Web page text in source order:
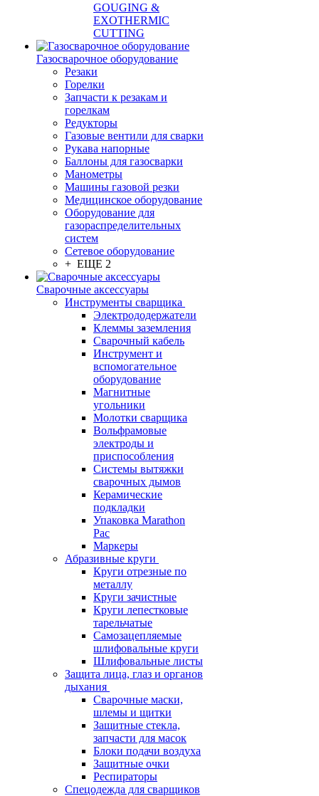
GOUGING &
EXOTHERMIC
CUTTING
Газосварочное оборудование
Резаки
Горелки
Запчасти к резакам и
горелкам
Редукторы
Газовые вентили для сварки
Рукава напорные
Баллоны для газосварки
Манометры
Машины газовой резки
Медицинское оборудование
Оборудование для
газораспределительных
систем
Сетевое оборудование
+ ЕЩЕ 2
Сварочные аксессуары
Инструменты сварщика
Электрододержатели
Клеммы заземления
Сварочный кабель
Инструмент и
вспомогательное
оборудование
Магнитные
угольники
Молотки сварщика
Вольфрамовые
электроды и
приспособления
Системы вытяжки
сварочных дымов
Керамические
подкладки
Упаковка Marathon
Pac
Маркеры
Абразивные круги
Круги отрезные по
металлу
Круги зачистные
Круги лепестковые
тарельчатые
Самозацепляемые
шлифовальные круги
Шлифовальные листы
Защита лица, глаз и органов
дыхания
Сварочные маски,
шлемы и щитки
Защитные стекла,
запчасти для масок
Блоки подачи воздуха
Защитные очки
Респираторы
Спецодежда для сварщиков